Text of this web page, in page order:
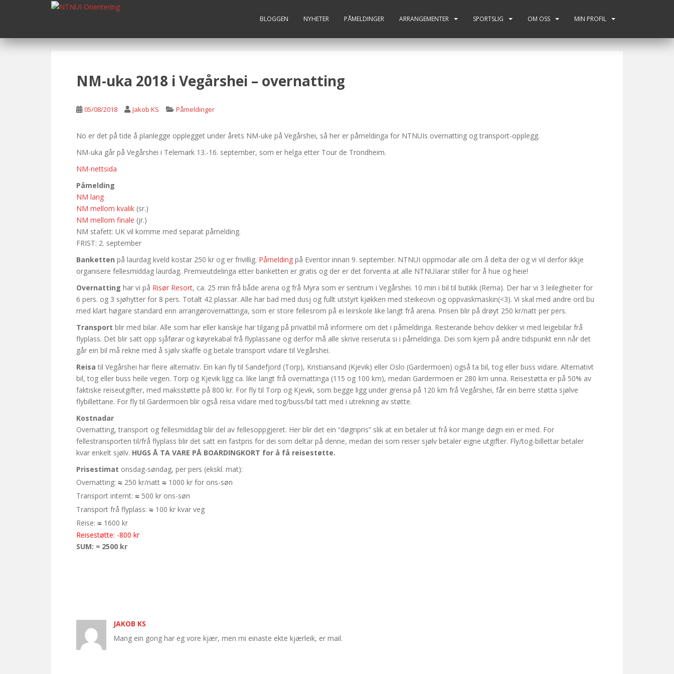
p
BLOGGEN NYHETER PÅMELDINGER ARRANGEMENTER SPORTSLIG OM OSS MIN PROFIL
NM-uka 2018 i Vegårshei – overnatting
05/08/2018 Jakob KS Påmeldinger
No er det på tide å planlegge opplegget under årets NM-uke på Vegårshei, så her er påmeldinga for NTNUIs overnatting og transport-opplegg.
NM-uka går på Vegårshei i Telemark 13.-16. september, som er helga etter Tour de Trondheim.
NM-nettsida
Påmelding
NM lang
NM mellom kvalik (sr.)
NM mellom finale (jr.)
NM stafett: UK vil komme med separat påmelding.
FRIST: 2. september
Banketten på laurdag kveld kostar 250 kr og er frivillig. Påmelding på Eventor innan 9. september. NTNUI oppmodar alle om å delta der og vi vil derfor ikkje
organisere fellesmiddag laurdag. Premieutdelinga etter banketten er gratis og der er det forventa at alle NTNUIarar stiller for å hue og heie!
Overnatting har vi på Risør Resort, ca. 25 min frå både arena og frå Myra som er sentrum i Vegårshei. 10 min i bil til butikk (Rema). Der har vi 3 leilegheiter for
6 pers. og 3 sjøhytter for 8 pers. Totalt 42 plassar. Alle har bad med dusj og fullt utstyrt kjøkken med steikeovn og oppvaskmaskin(<3). Vi skal med andre ord bu
med klart høgare standard enn arrangørovernattinga, som er store fellesrom på ei leirskole like langt frå arena. Prisen blir på drøyt 250 kr/natt per pers.
Transport blir med bilar. Alle som har eller kanskje har tilgang på privatbil må informere om det i påmeldinga. Resterande behov dekker vi med leigebilar frå
flyplass. Det blir satt opp sjåførar og køyrekabal frå flyplassane og derfor må alle skrive reiseruta si i påmeldinga. Dei som kjem på andre tidspunkt enn når det
går ein bil må rekne med å sjølv skaffe og betale transport vidare til Vegårshei.
Reisa til Vegårshei har fleire alternativ. Ein kan fly til Sandefjord (Torp), Kristiansand (Kjevik) eller Oslo (Gardermoen) også ta bil, tog eller buss vidare. Alternativt
bil, tog eller buss heile vegen. Torp og Kjevik ligg ca. like langt frå overnattinga (115 og 100 km), medan Gardermoen er 280 km unna. Reisestøtta er på 50% av
faktiske reiseutgifter, med maksstøtte på 800 kr. For fly til Torp og Kjevik, som begge ligg under grensa på 120 km frå Vegårshei, får ein berre støtta sjølve
flybillettane. For fly til Gardermoen blir også reisa vidare med tog/buss/bil tatt med i utrekning av støtte.
Kostnadar
Overnatting, transport og fellesmiddag blir del av fellesoppgjeret. Her blir det ein “døgnpris” slik at ein betaler ut frå kor mange døgn ein er med. For
fellestransporten til/frå flyplass blir det satt ein fastpris for dei som deltar på denne, medan dei som reiser sjølv betaler eigne utgifter. Fly/tog-billettar betaler
kvar enkelt sjølv. HUGS Å TA VARE PÅ BOARDINGKORT for å få reisestøtte.
Prisestimat onsdag-søndag, per pers (ekskl. mat):
Overnatting: ≈ 250 kr/natt ≈ 1000 kr for ons-søn
Transport internt: ≈ 500 kr ons-søn
Transport frå flyplass: ≈ 100 kr kvar veg
Reise: ≈ 1600 kr
Reisestøtte: -800 kr
SUM: ≈ 2500 kr
JAKOB KS
Mang ein gong har eg vore kjær, men mi einaste ekte kjærleik, er mail.